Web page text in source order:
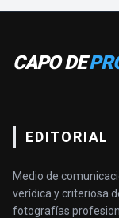
CAPO DE
EDITORIAL
Medio de
verídica y criteriosa
fotografías